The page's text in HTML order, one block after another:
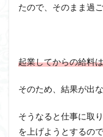
たので、そのまま過
起業してからの給料
そのため、結果が出
そうなると仕事に取
を上げようとするの